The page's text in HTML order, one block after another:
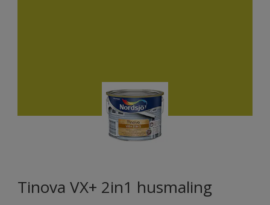
Tinova VX+ 2in1 husmaling